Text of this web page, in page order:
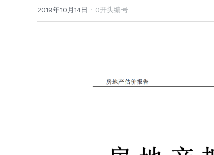
2019年10月14日 · 0开头编号